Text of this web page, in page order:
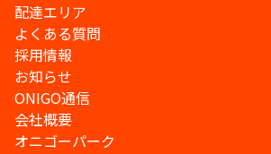
配達エリア
よくある質問
採用情報
お知らせ
ONIGO通信
会社概要
オニゴーパーク